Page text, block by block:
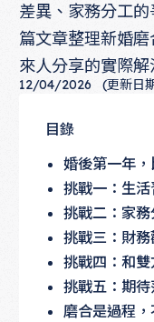
差異、家務分工
篇文章整理新婚
來人分享的實際解
12/04/2026 (更新日
目錄
婚後第一年
挑戰一：生
挑戰二：家
挑戰三：財
挑戰四：和
挑戰五：期
磨合是過程